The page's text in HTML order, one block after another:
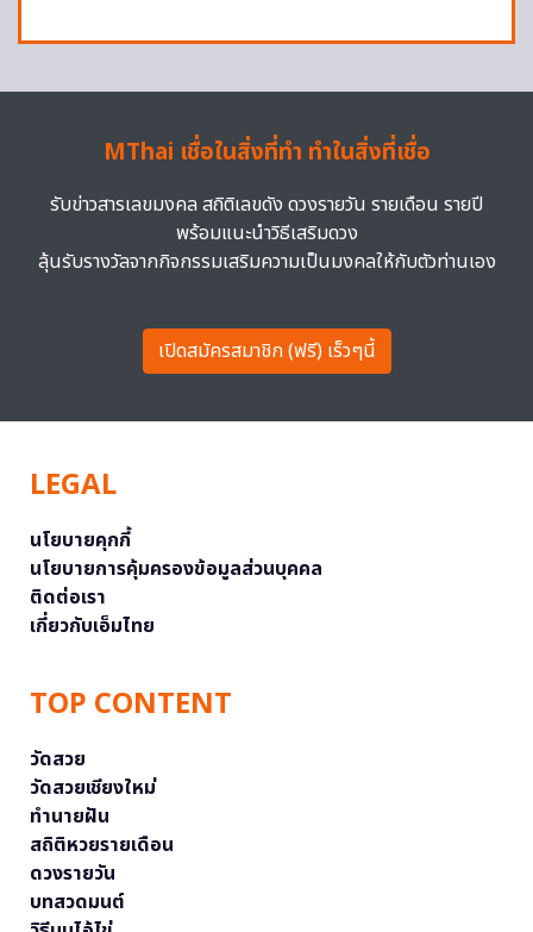
MThai เชื่อในสิ่งที่ทำ ทำในสิ่งที่เชื่อ
รับข่าวสารเลขมงคล สถิติเลขดัง ดวงรายวัน รายเดือน รายปี
พร้อมแนะนำวิธีเสริมดวง
ลุ้นรับรางวัลจากกิจกรรมเสริมความเป็นมงคลให้กับตัวท่านเอง
เปิดสมัครสมาชิก (ฟรี) เร็วๆนี้
LEGAL
นโยบายคุกกี้
นโยบายการคุ้มครองข้อมูลส่วนบุคคล
ติดต่อเรา
เกี่ยวกับเอ็มไทย
TOP CONTENT
วัดสวย
วัดสวยเชียงใหม่
ทำนายฝัน
สถิติหวยรายเดือน
ดวงรายวัน
บทสวดมนต์